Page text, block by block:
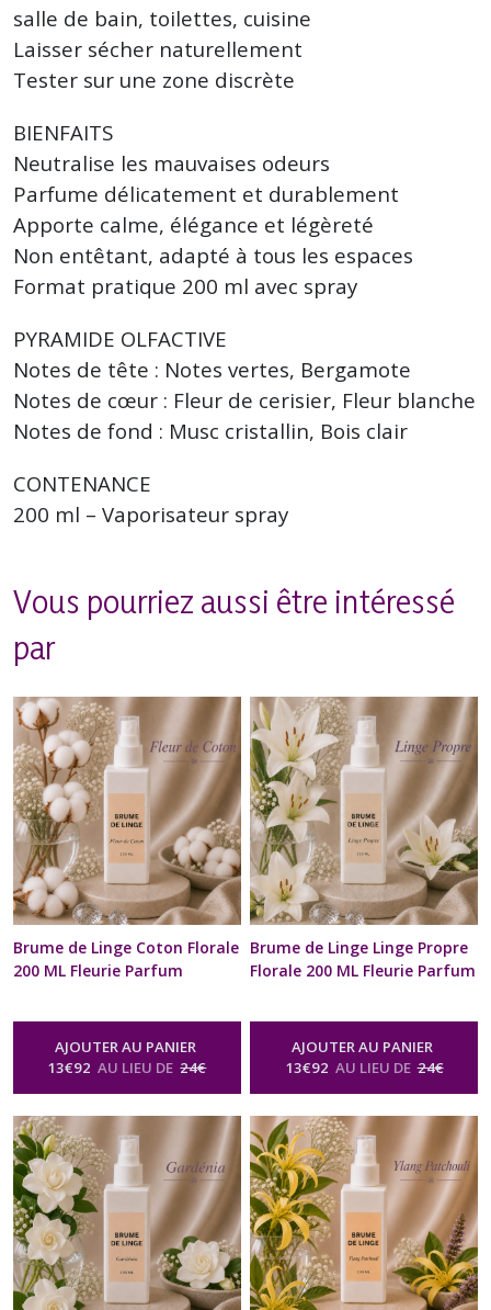
salle de bain, toilettes, cuisine
Laisser sécher naturellement
Tester sur une zone discrète
BIENFAITS
Neutralise les mauvaises odeurs
Parfume délicatement et durablement
Apporte calme, élégance et légèreté
Non entêtant, adapté à tous les espaces
Format pratique 200 ml avec spray
PYRAMIDE OLFACTIVE
Notes de tête : Notes vertes, Bergamote
Notes de cœur : Fleur de cerisier, Fleur blanche
Notes de fond : Musc cristallin, Bois clair
CONTENANCE
200 ml – Vaporisateur spray
Vous pourriez aussi être intéressé
par
Brume de Linge Coton Florale
200 ML Fleurie Parfum
Ambiance Maison intérieur
Chambre Oreiller
Valentin Mariage Fête des
Mères Noël- Brume De Linge
Parfum Textile & Voiture Senteur
Florale
AJOUTER AU PANIER
13€92 AU LIEU DE 24€
Brume de Linge Linge Propre
Florale 200 ML Fleurie Parfum
Ambiance Maison intérieur
Chambre Oreiller
Valentin Mariage Fête des
Mères Noël-Brume De Linge
Parfum Textile & Voiture Senteur
Florale
AJOUTER AU PANIER
13€92 AU LIEU DE 24€